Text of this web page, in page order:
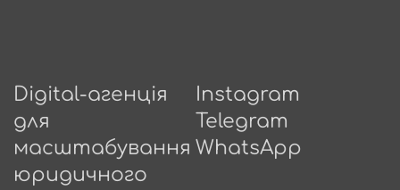
Digital-агенція
для
масштабування
юридичного
Instagram
Telegram
WhatsApp